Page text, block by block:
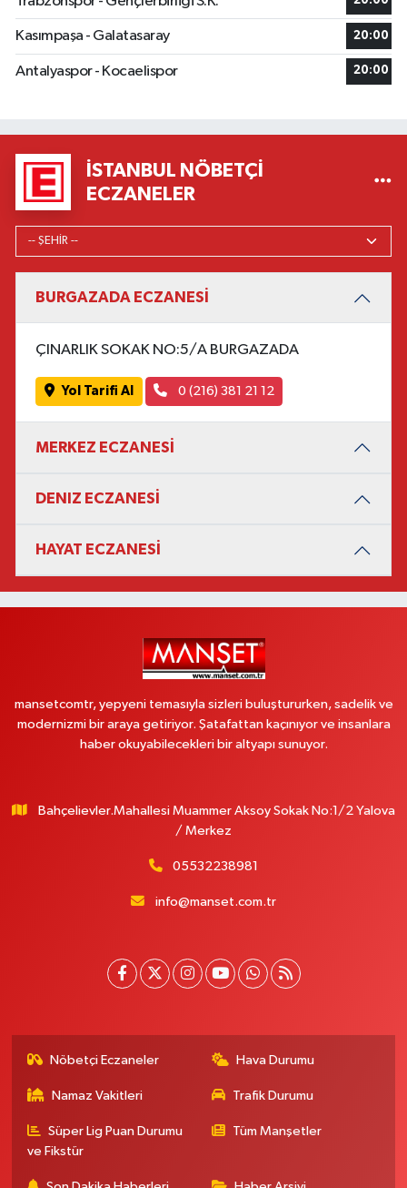
Kasımpaşa - Galatasaray 20:00
Antalyaspor - Kocaelispor 20:00
İSTANBUL NÖBETÇI
ECZANELER
BURGAZADA ECZANESİ
ÇINARLIK SOKAK NO:5/A BURGAZADA
Yol Tarifi Al 0 (216) 381 21 12
MERKEZ ECZANESİ
DENIZ ECZANESİ
HAYAT ECZANESİ
mansetcomtr, yepyeni temasıyla sizleri buluştururken, sadelik ve
modernizmi bir araya getiriyor. Şatafattan kaçınıyor ve insanlara
haber okuyabilecekleri bir altyapı sunuyor.
Bahçelievler.Mahallesi Muammer Aksoy Sokak No:1/2 Yalova
/ Merkez
05532238981
info@manset.com.tr
Nöbetçi Eczaneler Hava Durumu
Namaz Vakitleri Trafik Durumu
Süper Lig Puan Durumu
ve Fikstür
Tüm Manşetler